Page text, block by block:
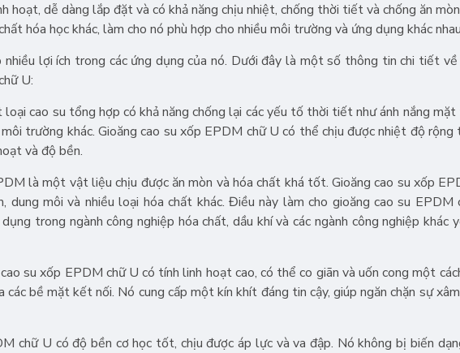
hoạt, dễ dàng lắp đặt và có khả năng chịu nhiệt, chống thời tiết và chống ăn
hóa học khác, làm cho nó phù hợp cho nhiều môi trường và ứng dụng khác
nhiều lợi ích trong các ứng dụng của nó. Dưới đây là một số thông tin chi tiết về
U:
cao su tổng hợp có khả năng chống lại các yếu tố thời tiết như ánh nắng
trường khác. Gioăng cao su xốp EPDM chữ U có thể chịu được nhiệt độ
và độ bền.
là một vật liệu chịu được ăn mòn và hóa chất khá tốt. Gioăng cao su xốp
dung môi và nhiều loại hóa chất khác. Điều này làm cho gioăng cao su
trong ngành công nghiệp hóa chất, dầu khí và các ngành công nghiệp khác
su xốp EPDM chữ U có tính linh hoạt cao, có thể co giãn và uốn cong một
bề mặt kết nối. Nó cung cấp một kín khít đáng tin cậy, giúp ngăn chặn sự
chữ U có độ bền cơ học tốt, chịu được áp lực và va đập. Nó không bị biến